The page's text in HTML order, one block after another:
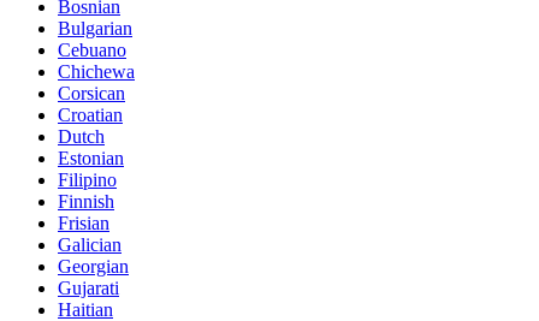
Bosnian
Bulgarian
Cebuano
Chichewa
Corsican
Croatian
Dutch
Estonian
Filipino
Finnish
Frisian
Galician
Georgian
Gujarati
Haitian